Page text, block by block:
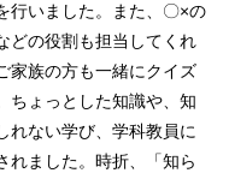
行いました。また、〇×の
どの役割も担当してくれ
家族の方も一緒にクイズ
ちょっとした知識や、知
れない学び、学科教員に
れました。時折、「知ら